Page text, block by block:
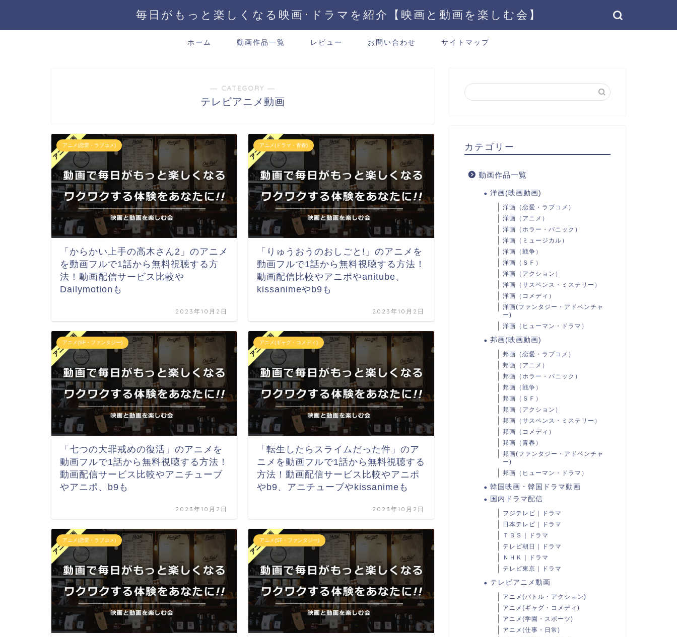
毎日がもっと楽しくなる映画･ドラマを紹介【映画と動画を楽しむ会】
ホーム 動画作品一覧 レビュー お問い合わせ サイトマップ
― CATEGORY ―
テレビアニメ動画
アニメ(恋愛・ラブコメ)
「からかい上手の高木さん2」のアニメ
を動画フルで1話から無料視聴する方
法！動画配信サービス比較や
Dailymotionも
2023年10月2日
アニメ(ドラマ・青春)
「りゅうおうのおしごと!」のアニメを
動画フルで1話から無料視聴する方法！
動画配信比較やアニポやanitube、
kissanimeやb9も
2023年10月2日
アニメ(SF・ファンタジー)
「七つの大罪戒めの復活」のアニメを
動画フルで1話から無料視聴する方法！
動画配信サービス比較やアニチューブ
やアニポ、b9も
2023年10月2日
アニメ(ギャグ・コメディ)
「転生したらスライムだった件」のア
ニメを動画フルで1話から無料視聴する
方法！動画配信サービス比較やアニポ
やb9、アニチューブやkissanimeも
2023年10月2日
アニメ(恋愛・ラブコメ) アニメ(SF・ファンタジー)
カテゴリー
動画作品一覧
洋画(映画動画)
洋画（恋愛・ラブコメ）
洋画（アニメ）
洋画（ホラー・パニック）
洋画（ミュージカル）
洋画（戦争）
洋画（ＳＦ）
洋画（アクション）
洋画（サスペンス・ミステリー）
洋画（コメディ）
洋画(ファンタジー・アドベンチャ
ー)
洋画（ヒューマン・ドラマ）
邦画(映画動画)
邦画（恋愛・ラブコメ）
邦画（アニメ）
邦画（ホラー・パニック）
邦画（戦争）
邦画（ＳＦ）
邦画（アクション）
邦画（サスペンス・ミステリー）
邦画（コメディ）
邦画（青春）
邦画(ファンタジー・アドベンチャ
ー)
邦画（ヒューマン・ドラマ）
韓国映画・韓国ドラマ動画
国内ドラマ配信
フジテレビ｜ドラマ
日本テレビ｜ドラマ
ＴＢＳ｜ドラマ
テレビ朝日｜ドラマ
ＮＨＫ｜ドラマ
テレビ東京｜ドラマ
テレビアニメ動画
アニメ(バトル・アクション)
アニメ(ギャグ・コメディ)
アニメ(学園・スポーツ)
アニメ(仕事・日常)